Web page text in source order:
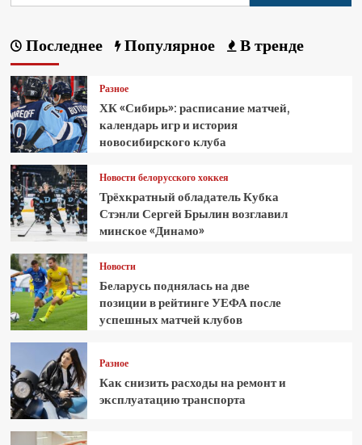
Последнее Популярное В тренде
Разное
ХК «Сибирь»: расписание матчей,
календарь игр и история
новосибирского клуба
Новости белорусского хоккея
Трёхкратный обладатель Кубка
Стэнли Сергей Брылин возглавил
минское «Динамо»
Новости
Беларусь поднялась на две
позиции в рейтинге УЕФА после
успешных матчей клубов
Разное
Как снизить расходы на ремонт и
эксплуатацию транспорта